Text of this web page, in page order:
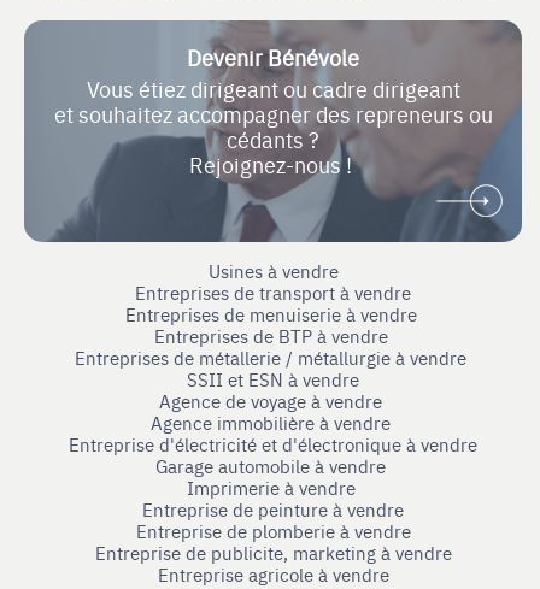
Devenir Bénévole
Vous étiez dirigeant ou cadre dirigeant
et souhaitez accompagner des repreneurs ou
cédants ?
Rejoignez-nous !
Usines à vendre
Entreprises de transport à vendre
Entreprises de menuiserie à vendre
Entreprises de BTP à vendre
Entreprises de métallerie / métallurgie à vendre
SSII et ESN à vendre
Agence de voyage à vendre
Agence immobilière à vendre
Entreprise d'électricité et d'électronique à vendre
Garage automobile à vendre
Imprimerie à vendre
Entreprise de peinture à vendre
Entreprise de plomberie à vendre
Entreprise de publicite, marketing à vendre
Entreprise agricole à vendre